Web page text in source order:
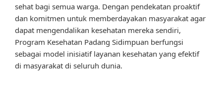
sehat bagi semua warga. Dengan pendekatan proaktif
dan komitmen untuk memberdayakan masyarakat agar
dapat mengendalikan kesehatan mereka sendiri,
Program Kesehatan Padang Sidimpuan berfungsi
sebagai model inisiatif layanan kesehatan yang efektif
di masyarakat di seluruh dunia.